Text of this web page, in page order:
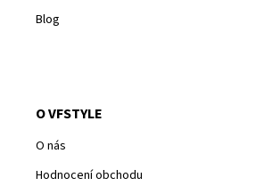
Blog
O VFSTYLE
O nás
Hodnocení obchodu